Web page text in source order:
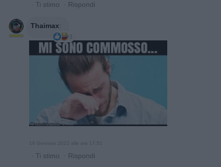
· Ti stimo · Rispondi
Thaimax:
3
19 Gennaio 2022 alle ore 17:51
· Ti stimo · Rispondi